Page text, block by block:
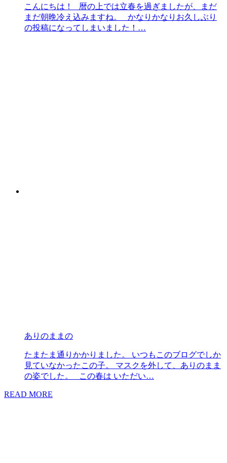
こんにちは！ 暦の上では立春を過ぎましたが、まだ
まだ朝晩冷え込みますね。 かなりかなりお久しぶり
の投稿になってしまいました！…
ありのままの
たまたま通りかかりました。 いつもこのブログでしか
見ていなかったこの子。 マスクを外して、ありのまま
の姿でした。 この春は いただい…
READ MORE